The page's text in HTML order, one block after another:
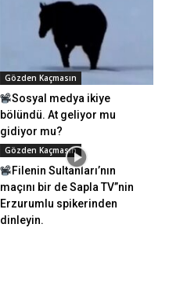
Gözden Kaçmasın
Sosyal medya ikiye
bölündü. At geliyor mu
gidiyor mu?
Gözden Kaçmasın
Filenin Sultanları’nın
maçını bir de Sapla TV”nin
Erzurumlu spikerinden
dinleyin.